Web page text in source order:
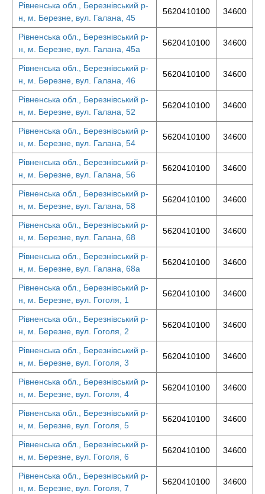
Рівненська обл., Березнівський р-
н, м. Березне, вул. Галана, 45
5620410100 34600
Рівненська обл., Березнівський р-
н, м. Березне, вул. Галана, 45а
5620410100 34600
Рівненська обл., Березнівський р-
н, м. Березне, вул. Галана, 46
5620410100 34600
Рівненська обл., Березнівський р-
н, м. Березне, вул. Галана, 52
5620410100 34600
Рівненська обл., Березнівський р-
н, м. Березне, вул. Галана, 54
5620410100 34600
Рівненська обл., Березнівський р-
н, м. Березне, вул. Галана, 56
5620410100 34600
Рівненська обл., Березнівський р-
н, м. Березне, вул. Галана, 58
5620410100 34600
Рівненська обл., Березнівський р-
н, м. Березне, вул. Галана, 68
5620410100 34600
Рівненська обл., Березнівський р-
н, м. Березне, вул. Галана, 68а
5620410100 34600
Рівненська обл., Березнівський р-
н, м. Березне, вул. Гоголя, 1
5620410100 34600
Рівненська обл., Березнівський р-
н, м. Березне, вул. Гоголя, 2
5620410100 34600
Рівненська обл., Березнівський р-
н, м. Березне, вул. Гоголя, 3
5620410100 34600
Рівненська обл., Березнівський р-
н, м. Березне, вул. Гоголя, 4
5620410100 34600
Рівненська обл., Березнівський р-
н, м. Березне, вул. Гоголя, 5
5620410100 34600
Рівненська обл., Березнівський р-
н, м. Березне, вул. Гоголя, 6
5620410100 34600
Рівненська обл., Березнівський р-
н, м. Березне, вул. Гоголя, 7
5620410100 34600